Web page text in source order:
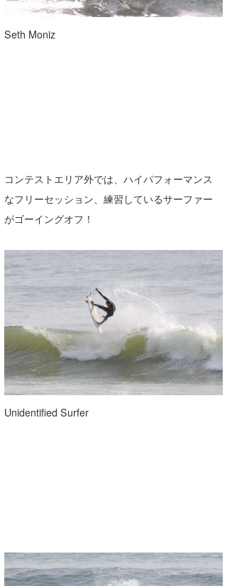
Seth Moniz
コンテストエリア外では、ハイパフォーマンス
なフリーセッション、練習しているサーファー
がゴーイングオフ！
Unidentified Surfer